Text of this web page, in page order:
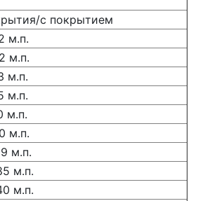
с покрытием
м.п.
м.п.
м.п.
м.п.
м.п.
м.п.
м.п.
м.п.
м.п.